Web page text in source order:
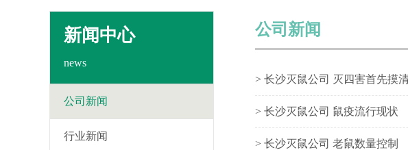
新闻中心
news
公司新闻
行业新闻
公司新闻
> 长沙灭鼠公司 灭四害首先摸
> 长沙灭鼠公司 鼠疫流行现状
> 长沙灭鼠公司 老鼠数量控制